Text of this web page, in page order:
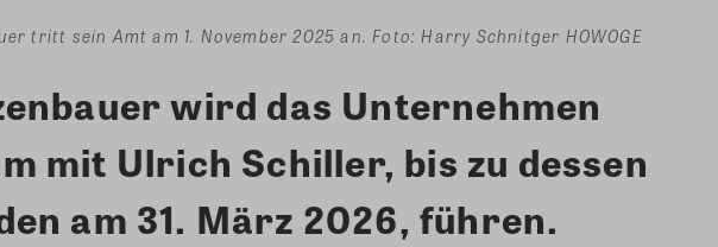
tritt sein Amt am 1. November 2025 an. Foto: Harry Schnitger HOWOGE
wird das Unternehmen
mit Ulrich Schiller, bis zu dessen
am 31. März 2026, führen.